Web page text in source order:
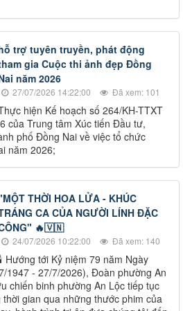
trợ tuyên truyền, phát động
gia Cuộc thi ảnh đẹp Đồng
năm 2026
27/07/2026 14:22:00 Đã xem: 101
hiện Kế hoạch số 264/KH-TTXT
của Trung tâm Xúc tiến Đầu tư,
phố Đồng Nai về việc tổ chức
năm 2026;
THỜI HOA LỬA - KHÚC
CA CỦA NGƯỜI LÍNH ĐẶC
🔥🇻🇳
24/07/2026 10:22:00 Đã xem: 140
Hướng tới Kỷ niệm 79 năm Ngày
1947 - 27/7/2026), Đoàn phường An
chiến binh phường An Lộc tiếp tục
gian qua những thước phim của